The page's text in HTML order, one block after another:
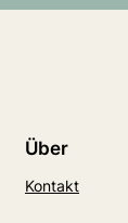
Über
Kontakt